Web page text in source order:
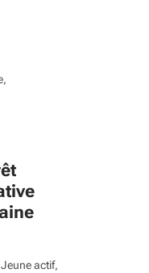
Jeune actif